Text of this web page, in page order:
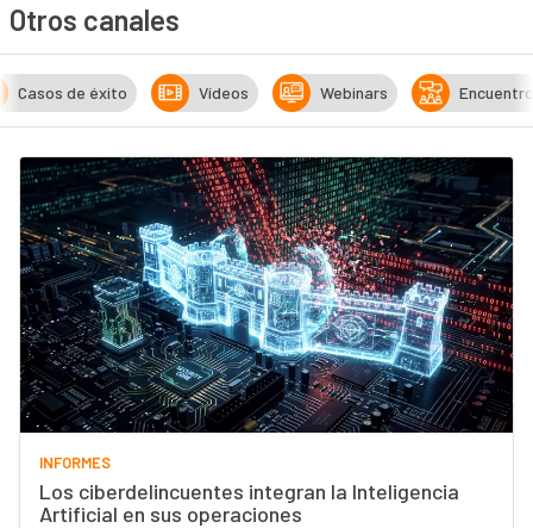
Otros canales
Casos de éxito Vídeos Webinars
INFORMES
Los ciberdelincuentes integran la Inteligencia
Artificial en sus operaciones